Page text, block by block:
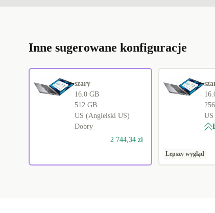
Inne sugerowane konfiguracje
szary
16.0 GB
512 GB
US (Angielski US)
Dobry
2 744,34 zł
Lepszy wygląd